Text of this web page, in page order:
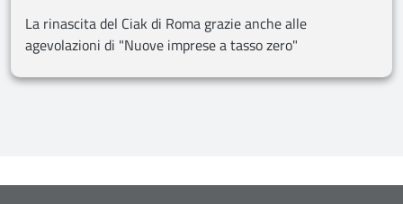
La rinascita del Ciak di Roma grazie anche alle
agevolazioni di "Nuove imprese a tasso zero"